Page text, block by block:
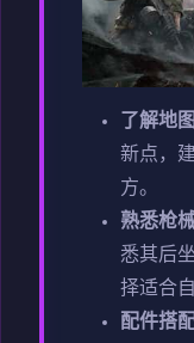
了解地
新点，
方。
熟悉枪
悉其后
择适合
配件搭